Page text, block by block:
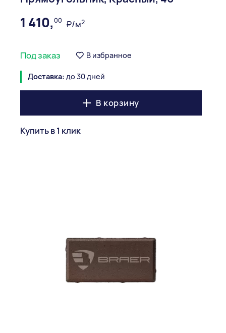
1 410,00 ₽/м2
Под заказ В избранное
Доставка: до 30 дней
В корзину
Купить в 1 клик